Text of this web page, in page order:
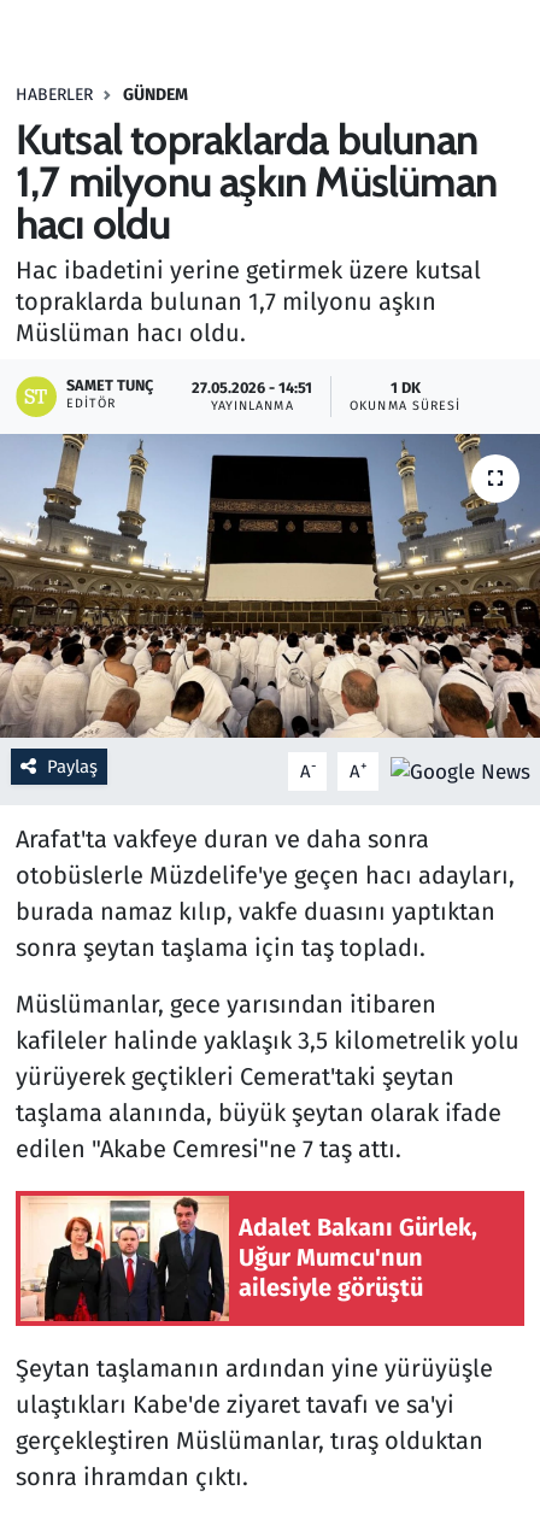
HABERLER GÜNDEM
Kutsal topraklarda bulunan
1,7 milyonu aşkın Müslüman
hacı oldu
Hac ibadetini yerine getirmek üzere kutsal
topraklarda bulunan 1,7 milyonu aşkın
Müslüman hacı oldu.
SAMET TUNÇ
EDITÖR
27.05.2026 - 14:51
YAYINLANMA
1 DK
OKUNMA SÜRESI
Paylaş A- A+
Arafat'ta vakfeye duran ve daha sonra
otobüslerle Müzdelife'ye geçen hacı adayları,
burada namaz kılıp, vakfe duasını yaptıktan
sonra şeytan taşlama için taş topladı.
Müslümanlar, gece yarısından itibaren
kafileler halinde yaklaşık 3,5 kilometrelik yolu
yürüyerek geçtikleri Cemerat'taki şeytan
taşlama alanında, büyük şeytan olarak ifade
edilen "Akabe Cemresi"ne 7 taş attı.
Adalet Bakanı Gürlek,
Uğur Mumcu'nun
ailesiyle görüştü
Şeytan taşlamanın ardından yine yürüyüşle
ulaştıkları Kabe'de ziyaret tavafı ve sa'yi
gerçekleştiren Müslümanlar, tıraş olduktan
sonra ihramdan çıktı.
Haber
Kültür Sanat
Kurumsal Haberler
Lezzet Durağı
Memur ve Kamu
Otomobil
Oyun
Ramazan
Resmi İlanlar
Rüya Tabirleri
Sağlık
Savunma Sanayi
Seçim 2023
Spor
Teknoloji ve Bilim
Televizyon